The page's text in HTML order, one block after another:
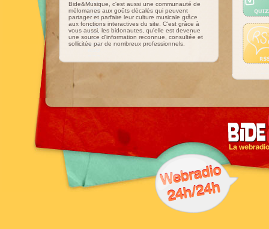
Bide&Musique, c'est aussi une communauté de
mélomanes aux goûts décalés qui peuvent
partager et parfaire leur culture musicale grâce
aux fonctions interactives du site. C'est grâce à
vous aussi, les bidonautes, qu'elle est devenue
une source d'information reconnue, consultée et
sollicitée par de nombreux professionnels.